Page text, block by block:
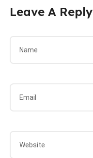
Leave A Reply